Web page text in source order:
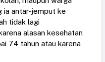
ia antar-jemput ke
tidak lagi
alasan kesehatan
74 tahun atau karena